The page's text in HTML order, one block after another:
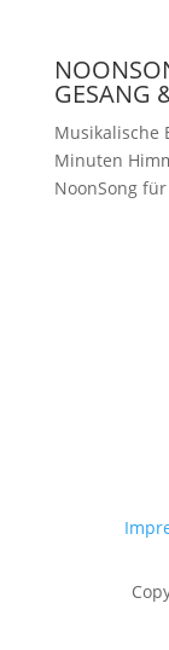
GESANG
Musikalische
Minuten
NoonSong